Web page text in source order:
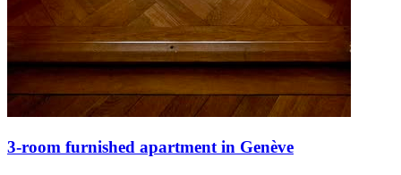
3-room furnished apartment in Genève